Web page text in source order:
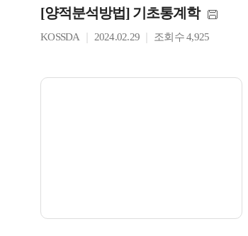
[양적분석방법] 기초통계학
KOSSDA 2024.02.29 조회수 4,925